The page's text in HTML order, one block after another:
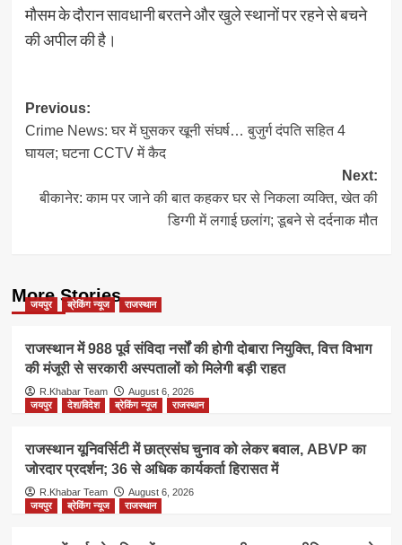
मौसम के दौरान सावधानी बरतने और खुले स्थानों पर रहने से बचने
की अपील की है।
Post
navigation
Previous:
Crime News: घर में घुसकर खूनी संघर्ष… बुजुर्ग दंपति सहित 4
घायल; घटना CCTV में कैद
Next:
बीकानेर: काम पर जाने की बात कहकर घर से निकला व्यक्ति, खेत की
डिग्गी में लगाई छलांग; डूबने से दर्दनाक मौत
More Stories
जयपुर ब्रेकिंग न्यूज राजस्थान
राजस्थान में 988 पूर्व संविदा नर्सों की होगी दोबारा नियुक्ति, वित्त विभाग
की मंजूरी से सरकारी अस्पतालों को मिलेगी बड़ी राहत
R.Khabar Team
August 6, 2026
जयपुर
देश/विदेश ब्रेकिंग न्यूज राजस्थान
राजस्थान यूनिवर्सिटी में छात्रसंघ चुनाव को लेकर बवाल, ABVP का
जोरदार प्रदर्शन; 36 से अधिक कार्यकर्ता हिरासत में
R.Khabar Team
August 6, 2026
जयपुर
ब्रेकिंग न्यूज राजस्थान